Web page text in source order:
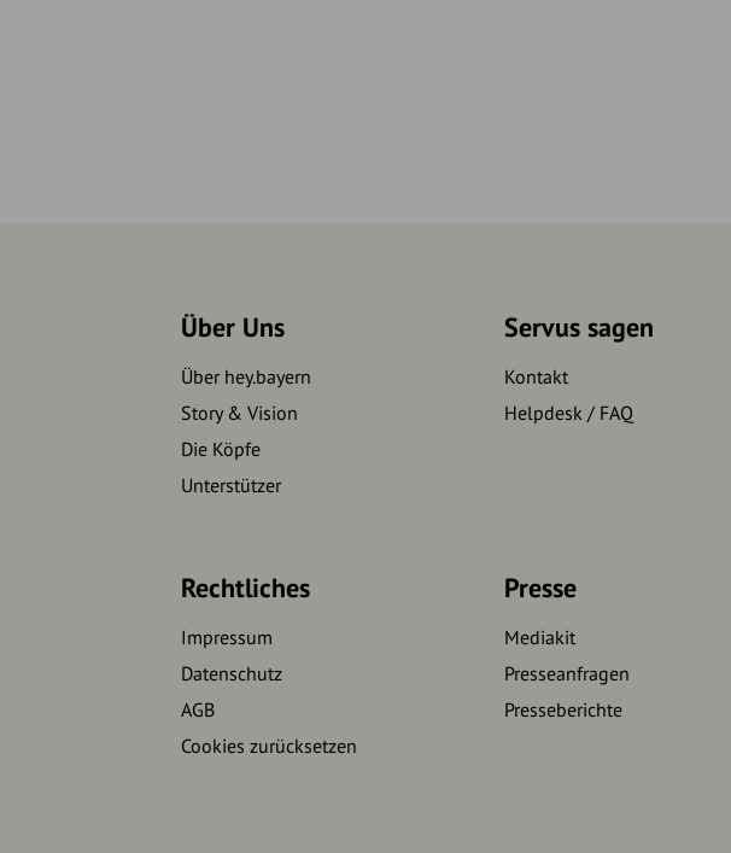
Über Uns
Über hey.bayern
Story & Vision
Die Köpfe
Unterstützer
Servus sagen
Kontakt
Helpdesk / FAQ
Rechtliches
Impressum
Datenschutz
AGB
Cookies zurücksetzen
Presse
Mediakit
Presseanfragen
Presseberichte